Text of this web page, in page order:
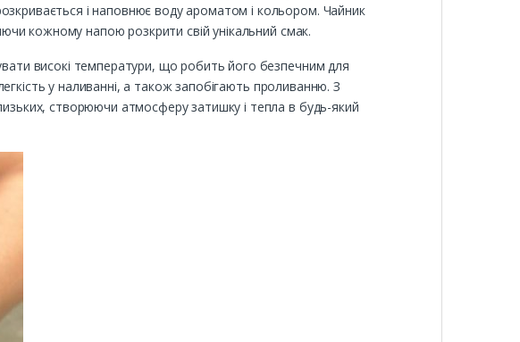
і наповнює воду ароматом і кольором. Чайник
кожному напою розкрити свій унікальний смак.
високі температури, що робить його безпечним для
у наливанні, а також запобігають проливанню. З
створюючи атмосферу затишку і тепла в будь-який